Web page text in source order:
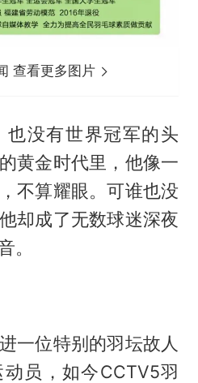
查看更多图片
没有世界冠军的头
黄金时代里，他像一
不算耀眼。可谁也没
却成了无数球迷深夜
。
一位特别的羽坛故人
员，如今CCTV5羽